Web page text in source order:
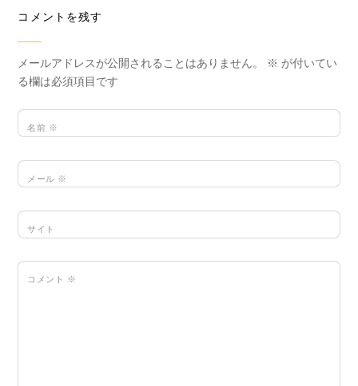
コメントを残す
メールアドレスが公開されることはありません。 ※ が付いてい
る欄は必須項目です
名前 ※
メール ※
サイト
コメント ※